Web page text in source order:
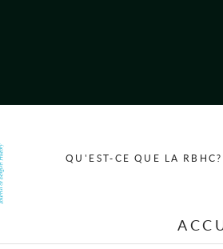
QU'EST-CE QUE LA RBHC?